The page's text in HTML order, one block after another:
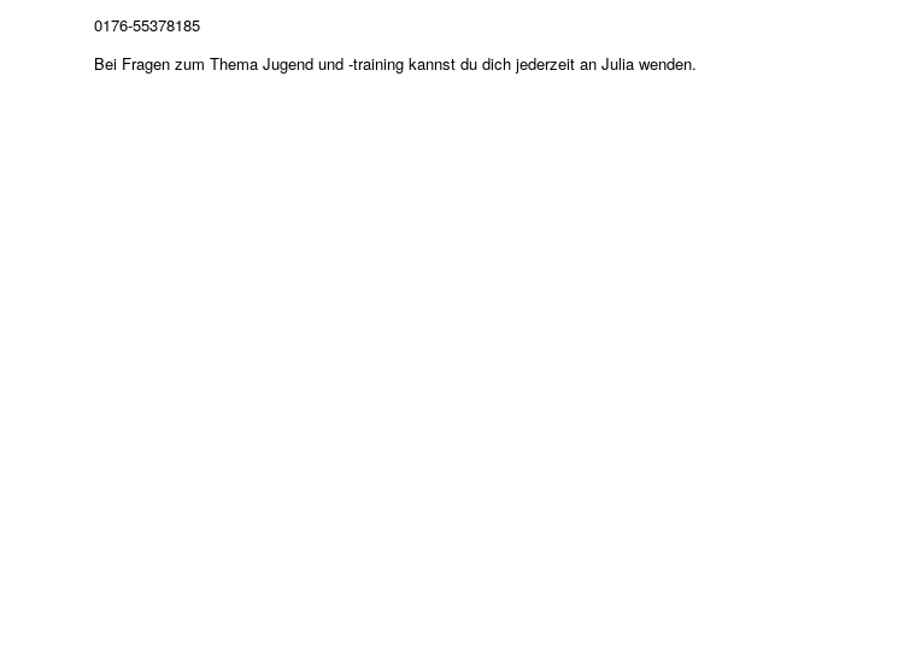
0176-55378185
Bei Fragen zum Thema Jugend und -training kannst du dich jederzeit an Julia wenden.